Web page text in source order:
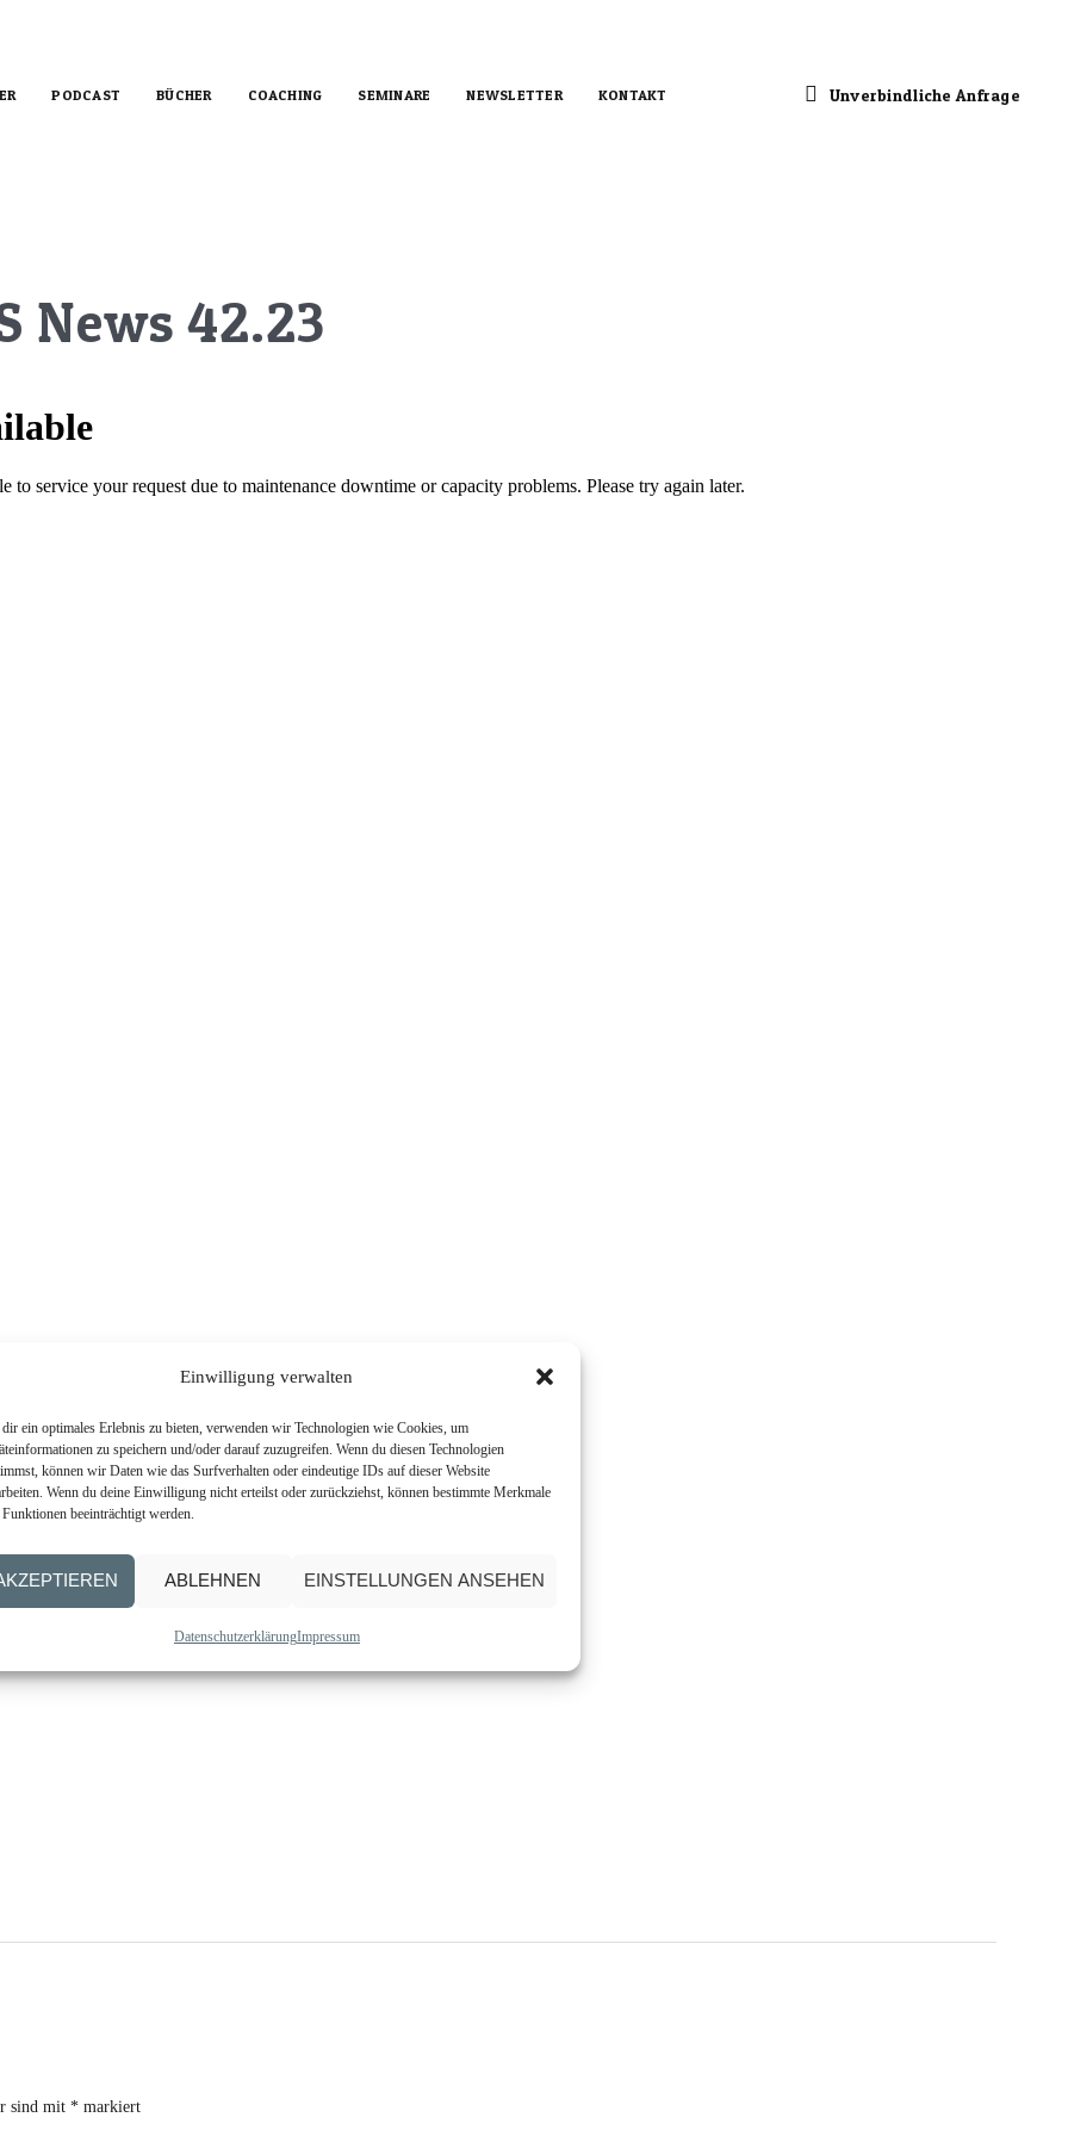
Einwilligung verwalten
ein optimales Erlebnis zu bieten, verwenden wir Technologien wie Cookies, um
zu speichern und/oder darauf zuzugreifen. Wenn du diesen Technologien
können wir Daten wie das Surfverhalten oder eindeutige IDs auf dieser Website
Wenn du deine Einwilligung nicht erteilst oder zurückziehst, können bestimmte Merkmale
beeinträchtigt werden.
ABLEHNEN EINSTELLUNGEN ANSEHEN
DatenschutzerklärungImpressum
PODCAST BÜCHER COACHING SEMINARE NEWSLETTER KONTAKT Unverbindliche Anfrage
News 42.23
sind mit * markiert